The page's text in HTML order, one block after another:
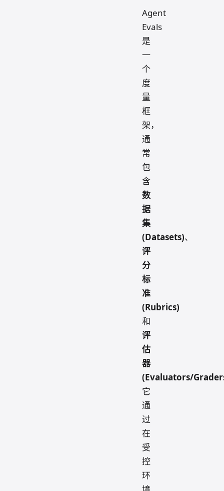
Agent
Evals
是
一
个
度
量
框
架，
通
常
包
含
数
据
集
(Datasets)、
评
分
标
准
(Rubrics)
和
评
估
器
(Evaluators/
它
通
过
在
受
控
环